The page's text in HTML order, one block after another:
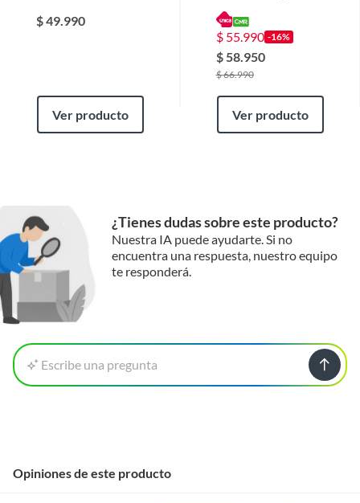
Tela
$49.990
Ver producto
Resistente
$ 55.990 -16%
$58.950
$66.990
Ver producto
¿Tienes dudas sobre este producto?
Nuestra IA puede ayudarte. Si no
encuentra una respuesta, nuestro equipo
te responderá.
Escribe una pregunta
Opiniones de este producto